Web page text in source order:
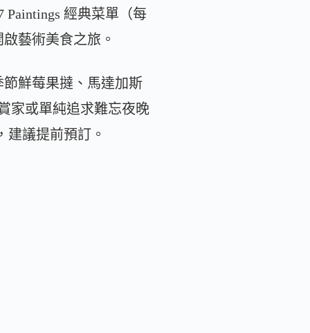
經典菜單（每
藝術美食之旅。
鮮莓果撻、馬達加斯
家或單純追求難忘夜晚
建議提前預訂。